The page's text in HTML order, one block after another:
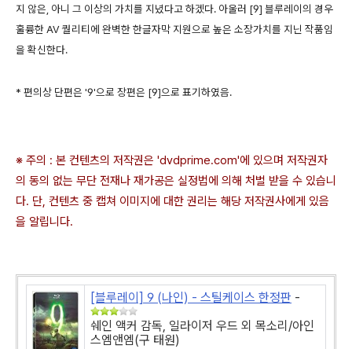
지 않은, 아니 그 이상의 가치를 지녔다고 하겠다. 아울러 [9] 블루레이의 경우
훌륭한 AV 퀄리티에 완벽한 한글자막 지원으로 높은 소장가치를 지닌 작품임
을 확신한다.
* 편의상 단편은 '9'으로 장편은 [9]으로 표기하였음.
※ 주의 : 본 컨텐츠의 저작권은 'dvdprime.com'에 있으며 저작권자
의 동의 없는 무단 전재나 재가공은 실정법에 의해 처벌 받을 수 있습니
다. 단, 컨텐츠 중 캡쳐 이미지에 대한 권리는 해당 저작권사에게 있음
을 알립니다.
[블루레이] 9 (나인) - 스틸케이스 한정판 -
쉐인 액커 감독, 일라이저 우드 외 목소리/아인
스엠앤엠(구 태원)